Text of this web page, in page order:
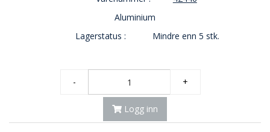
Aluminium
Lagerstatus :
Mindre enn 5 stk.
- +
Logg inn